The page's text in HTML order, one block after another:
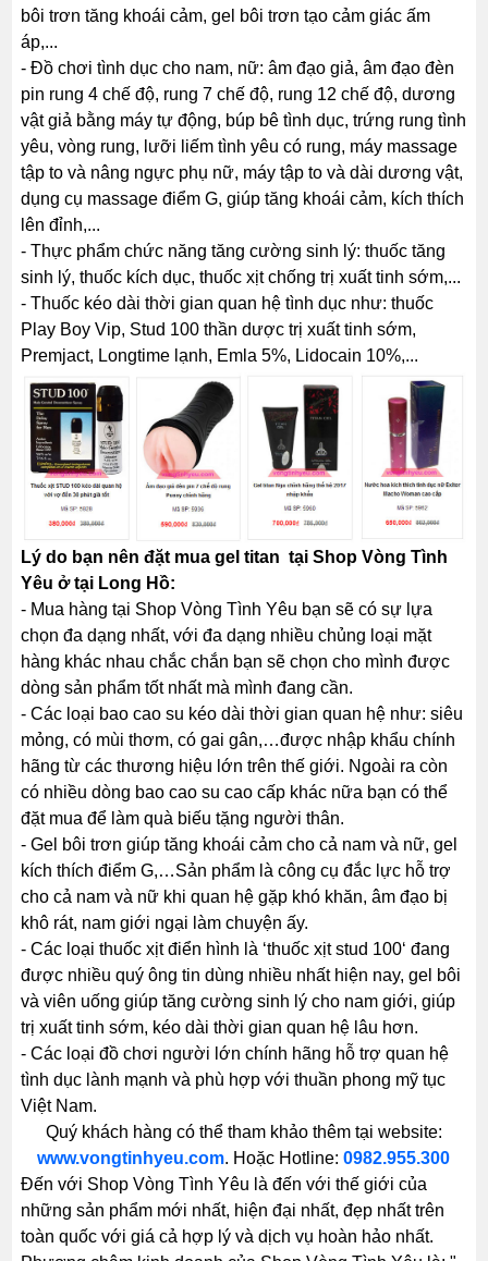
bôi trơn tăng khoái cảm, gel bôi trơn tạo cảm giác ấm
áp,...
- Đồ chơi tình dục cho nam, nữ: âm đạo giả, âm đạo đèn
pin rung 4 chế độ, rung 7 chế độ, rung 12 chế độ, dương
vật giả bằng máy tự động, búp bê tình dục, trứng rung tình
yêu, vòng rung, lưỡi liếm tình yêu có rung, máy massage
tập to và nâng ngực phụ nữ, máy tập to và dài dương vật,
dụng cụ massage điểm G, giúp tăng khoái cảm, kích thích
lên đỉnh,...
- Thực phẩm chức năng tăng cường sinh lý: thuốc tăng
sinh lý, thuốc kích dục, thuốc xịt chống trị xuất tinh sớm,...
- Thuốc kéo dài thời gian quan hệ tình dục như: thuốc
Play Boy Vip, Stud 100 thần dược trị xuất tinh sớm,
Premjact, Longtime lạnh, Emla 5%, Lidocain 10%,...
Lý do bạn nên đặt mua gel titan tại Shop Vòng Tình
Yêu ở tại Long Hồ:
- Mua hàng tại Shop Vòng Tình Yêu bạn sẽ có sự lựa
chọn đa dạng nhất, với đa dạng nhiều chủng loại mặt
hàng khác nhau chắc chắn bạn sẽ chọn cho mình được
dòng sản phẩm tốt nhất mà mình đang cần.
- Các loại bao cao su kéo dài thời gian quan hệ như: siêu
mỏng, có mùi thơm, có gai gân,…được nhập khẩu chính
hãng từ các thương hiệu lớn trên thế giới. Ngoài ra còn
có nhiều dòng bao cao su cao cấp khác nữa bạn có thể
đặt mua để làm quà biếu tặng người thân.
- Gel bôi trơn giúp tăng khoái cảm cho cả nam và nữ, gel
kích thích điểm G,…Sản phẩm là công cụ đắc lực hỗ trợ
cho cả nam và nữ khi quan hệ gặp khó khăn, âm đạo bị
khô rát, nam giới ngại làm chuyện ấy.
- Các loại thuốc xịt điển hình là ‘thuốc xịt stud 100‘ đang
được nhiều quý ông tin dùng nhiều nhất hiện nay, gel bôi
và viên uống giúp tăng cường sinh lý cho nam giới, giúp
trị xuất tinh sớm, kéo dài thời gian quan hệ lâu hơn.
- Các loại đồ chơi người lớn chính hãng hỗ trợ quan hệ
tình dục lành mạnh và phù hợp với thuần phong mỹ tục
Việt Nam.
Quý khách hàng có thể tham khảo thêm tại website:
www.vongtinhyeu.com. Hoặc Hotline: 0982.955.300
Đến với Shop Vòng Tình Yêu là đến với thế giới của
những sản phẩm mới nhất, hiện đại nhất, đẹp nhất trên
toàn quốc với giá cả hợp lý và dịch vụ hoàn hảo nhất.